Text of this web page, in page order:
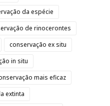
da espécie
de rinocerontes
conservação ex situ
in situ
mais eficaz
extinta